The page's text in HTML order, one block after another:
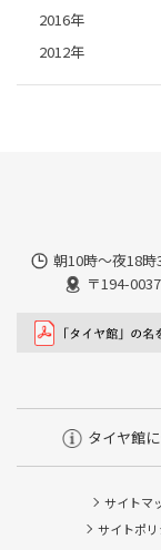
2016年
2012年
朝10時～夜18
〒194-
タイヤ館
サイトマ
サイトポ